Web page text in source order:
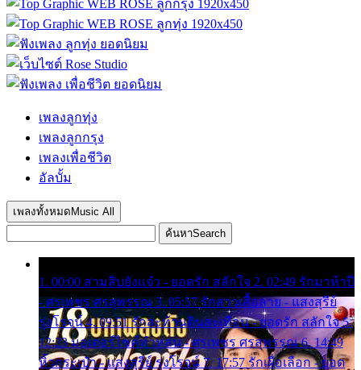
เพลงลูกทุ่ง
เพลงลูกกรุง
เพลงเพื่อชีวิต
อัลบั้ม
เพลงทั้งหมด Music All
ค้นหาSearch
1. 00:00 สามสิบยังแจ๋ว - ยอดรัก สลักใจ 2. 02:49 รักมาห้าปี
- ศรเพชร ศรสุพรรณ 3. 05:57 รักสาวเสื้อลาย - แสงสุรีย์
รุ่งโรจน์ 4. 09:51 รักสะท้านดินสะเทือน - ยอดรัก สลักใจ 5.
12:23 มอเตอร์ไซค์ทำหล่น - ศรเพชร ศรสุพรรณ 6. 14:49
หิ้วกระเป๋า - แสงสุรีย์ รุ่งโรจน์ 7. 17:57 รักเผื่อเลือก - ยอด